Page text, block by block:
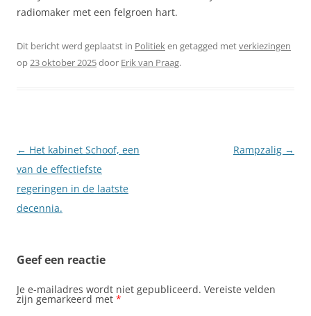
radiomaker met een felgroen hart.
Dit bericht werd geplaatst in Politieken getagged metverkiezingen
op23 oktober 2025door Erik van Praag.
Berichtnavigatie
← Het kabinet Schoof, een
van de effectiefste
regeringen in de laatste
decennia.
Rampzalig →
Geef een reactie
Je e-mailadres wordt niet gepubliceerd. Vereiste velden
zijn gemarkeerd met *